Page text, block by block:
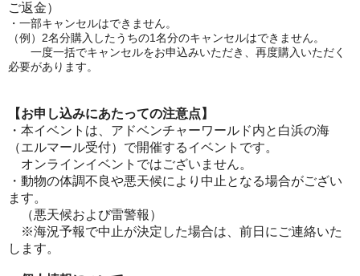
ご返金）
・一部キャンセルはできません。
（例）2名分購入したうちの1名分のキャンセルはできません。
一度一括でキャンセルをお申込みいただき、再度購入いただく
必要があります。
【お申し込みにあたっての注意点】
・本イベントは、アドベンチャーワールド内と白浜の海
（エルマール受付）で開催するイベントです。
オンラインイベントではございません。
・動物の体調不良や悪天候により中止となる場合がござい
ます。
（悪天候および雷警報）
※海況予報で中止が決定した場合は、前日にご連絡いた
します。